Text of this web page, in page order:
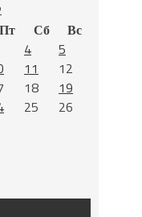
Пт Сб
Вс
4
5
11
12
18
19
25
26